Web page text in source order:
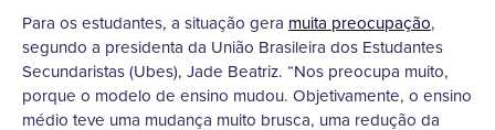
Para os estudantes, a situação gera muita preocupação,
segundo a presidenta da União Brasileira dos Estudantes
Secundaristas (Ubes), Jade Beatriz. “Nos preocupa muito,
porque o modelo de ensino mudou. Objetivamente, o ensino
médio teve uma mudança muito brusca, uma redução da